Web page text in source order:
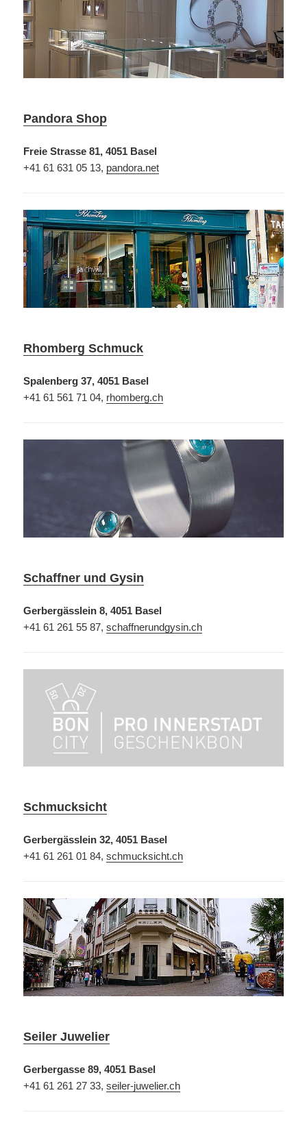
Pandora Shop
Freie Strasse 81, 4051 Basel
+41 61 631 05 13, pandora.net
Rhomberg Schmuck
Spalenberg 37, 4051 Basel
+41 61 561 71 04, rhomberg.ch
Schaffner und Gysin
Gerbergässlein 8, 4051 Basel
+41 61 261 55 87,schaffnerundgysin.ch
Schmucksicht
Gerbergässlein 32, 4051 Basel
+41 61 261 01 84,schmucksicht.ch
Seiler Juwelier
Gerbergasse 89, 4051 Basel
+41 61 261 27 33,seiler-juwelier.ch